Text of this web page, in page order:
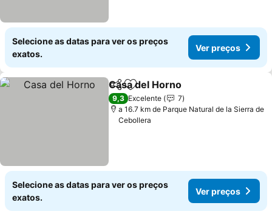
Selecione as datas para ver os preços
exatos.
Ver preços
PartilharAdicionar aos favoritos
Casa del Horno
9,3 Excelente
7
a 16.7 km de Parque Natural de la Sierra de
Cebollera
Selecione as datas para ver os preços
exatos.
Ver preços